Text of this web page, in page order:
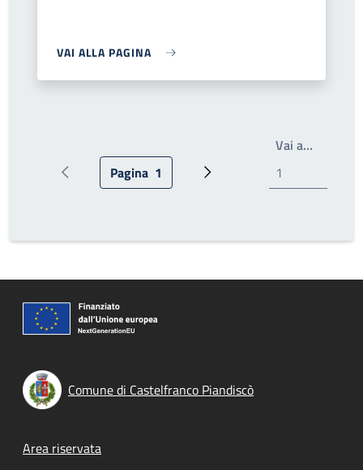
VAI ALLA PAGINA
Pagina precedentePagina attuale
Pagina 1 Pagina successiva
Vai a…
Comune di Castelfranco Piandiscò
Footer menu
Area riservata